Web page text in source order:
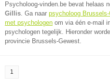
Psycholoog-vinden.be bevat helaas
Gillis. Ga naar psycholoog
met psychologen om via één e-mail
psychologen tegelijk. Hieronder
provincie Brussels-Gewest.
1